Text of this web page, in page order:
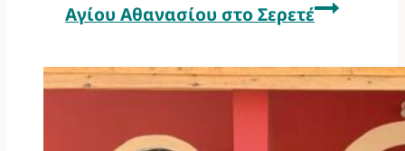
Αγίου Αθανασίου στο Σερετέ